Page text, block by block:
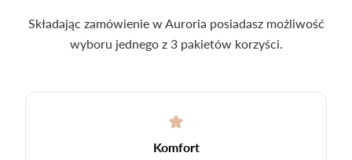
Składając zamówienie w Auroria posiadasz możliwość
wyboru jednego z 3 pakietów korzyści.
Komfort